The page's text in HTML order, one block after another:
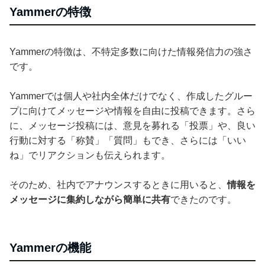
Yammerの特徴
Yammerの特徴は、不特定多数に向けた情報発信力の強さ
です。
Yammerでは個人や社内全体だけでなく、作成したグルー
プに向けてメッセージや情報を自由に投稿できます。さら
に、メッセージ投稿には、意見を募れる「投票」や、良い
行動に対する「称賛」「質問」もでき、さらには「いい
ね」でリアクションも伝えられます。
そのため、社内でアナウンスするときに用いると、情報を
メッセージに集約しながら簡単に共有できたのです。
Yammerの機能